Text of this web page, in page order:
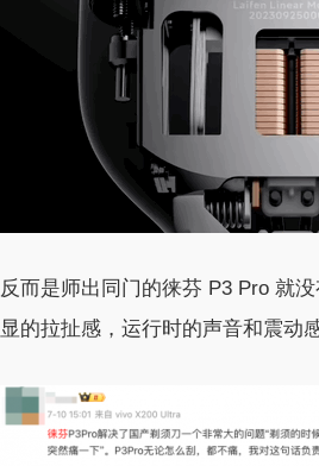
反而是师出同门的徕芬 P3 Pro 就
显的拉扯感，运行时的声音和震动